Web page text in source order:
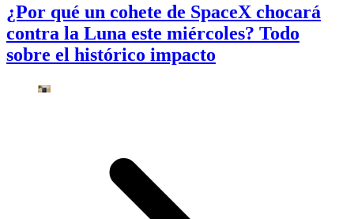
¿Por qué un cohete de SpaceX chocará
contra la Luna este miércoles? Todo
sobre el histórico impacto